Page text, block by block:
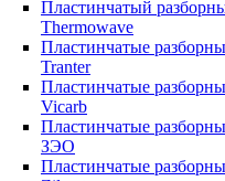
Пластинчатый
Thermowave
Пластинчатые
Tranter
Пластинчатые
Vicarb
Пластинчатые
ЗЭО
Пластинчатые